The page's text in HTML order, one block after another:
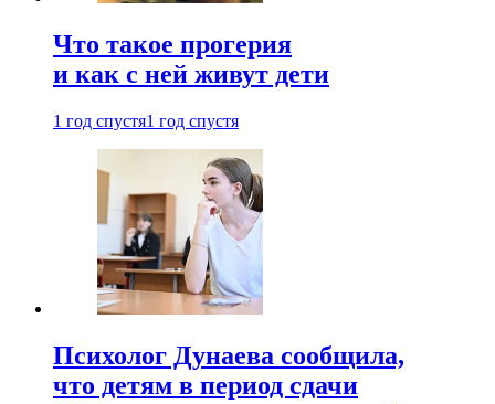
Что такое прогерия
и как с ней живут дети
1 год спустя1 год спустя
Психолог Дунаева сообщила,
что детям в период сдачи